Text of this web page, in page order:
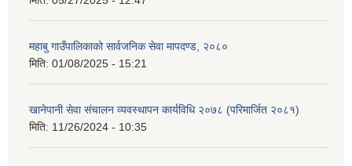
महाबु गाउँपालिकाको सार्वजनिक सेवा मापदण्ड, २०८०
मिति: 01/08/2025 - 15:21
खानेपानी सेवा संचालन व्यवस्थापन कार्यविधि २०७८ (परिमार्जित २०८१)
मिति: 11/26/2024 - 10:35